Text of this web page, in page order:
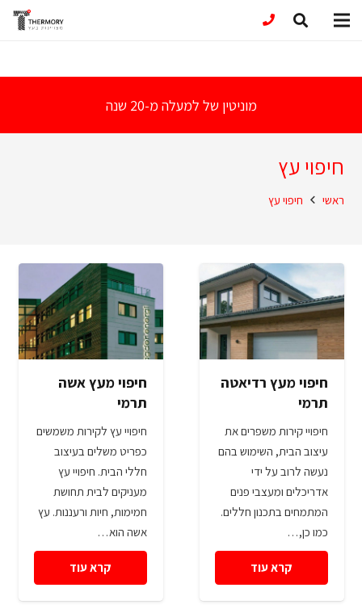
מוניטין של למעלה מ-20 שנה
חיפוי עץ
ראשי חיפוי עץ
חיפוי מעץ רדיאטה
תרמי
חיפויי קירות משפרים את
עיצוב הבית, השימוש בהם
נעשה לרוב על ידי
אדריכלים ומעצבי פנים
המתמחים בתכנון חללים.
כמו כן,…
קרא עוד
חיפוי מעץ אשה
תרמי
חיפויי עץ לקירות משמשים
כפריט משלים בעיצוב
חללי הבית. חיפויי עץ
מעניקים לבית תחושת
חמימות, חיות ורעננות. עץ
אשה הוא…
קרא עוד